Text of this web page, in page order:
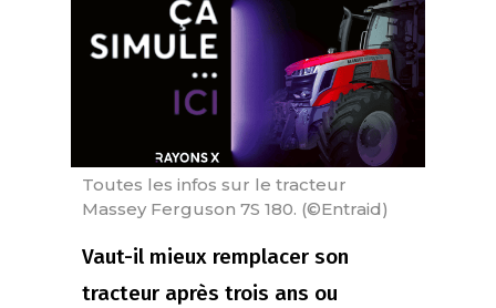
Toutes les infos sur le tracteur
Massey Ferguson 7S 180. (©Entraid)
Vaut-il mieux remplacer son
tracteur après trois ans ou